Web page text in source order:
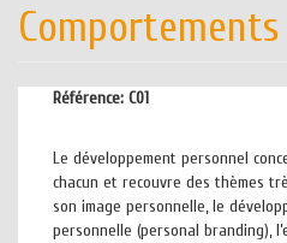
Référence: C01
Le développement personnel
chacun et recouvre des thèmes
son image personnelle, le
personnelle (personal branding),